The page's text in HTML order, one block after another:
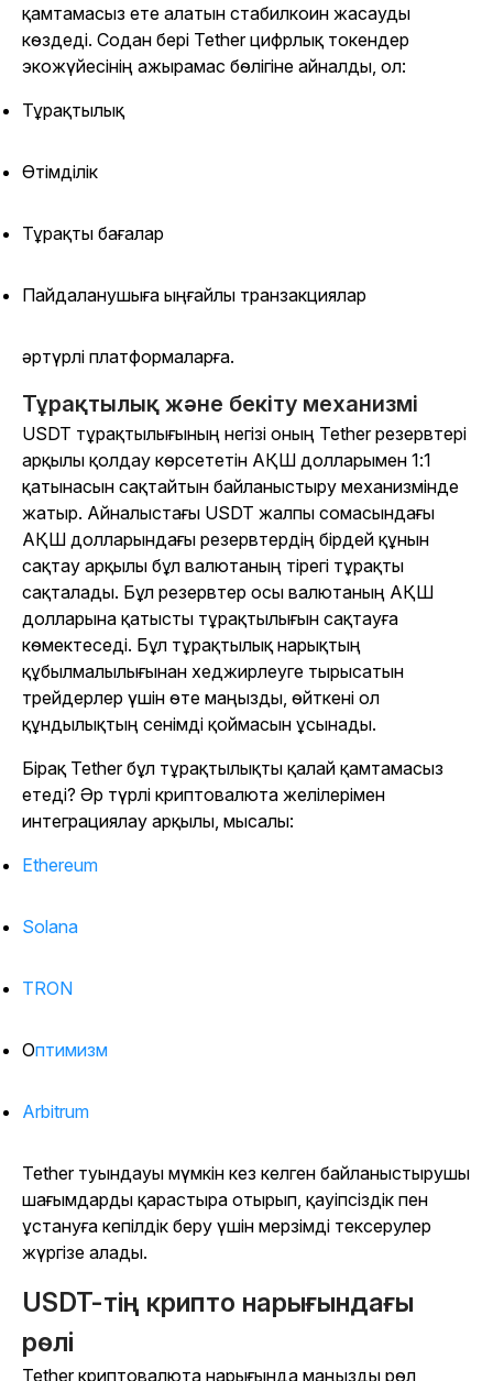
қамтамасыз ете алатын стабилкоин жасауды
көздеді. Содан бері Tether цифрлық токендер
экожүйесінің ажырамас бөлігіне айналды, ол:
Тұрақтылық
Өтімділік
Тұрақты бағалар
Пайдаланушыға ыңғайлы транзакциялар
әртүрлі платформаларға.
Тұрақтылық және бекіту механизмі
USDT тұрақтылығының негізі оның Tether резервтері
арқылы қолдау көрсететін АҚШ долларымен 1:1
қатынасын сақтайтын байланыстыру механизмінде
жатыр. Айналыстағы USDT жалпы сомасындағы
АҚШ долларындағы резервтердің бірдей құнын
сақтау арқылы бұл валютаның тірегі тұрақты
сақталады. Бұл резервтер осы валютаның АҚШ
долларына қатысты тұрақтылығын сақтауға
көмектеседі. Бұл тұрақтылық нарықтың
құбылмалылығынан хеджирлеуге тырысатын
трейдерлер үшін өте маңызды, өйткені ол
құндылықтың сенімді қоймасын ұсынады.
Бірақ Tether бұл тұрақтылықты қалай қамтамасыз
етеді? Әр түрлі криптовалюта желілерімен
интеграциялау арқылы, мысалы:
Ethereum
Solana
TRON
Оптимизм
Arbitrum
Tether туындауы мүмкін кез келген байланыстырушы
шағымдарды қарастыра отырып, қауіпсіздік пен
ұстануға кепілдік беру үшін мерзімді тексерулер
жүргізе алады.
USDT-тің крипто нарығындағы
рөлі
Tether криптовалюта нарығында маңызды рөл